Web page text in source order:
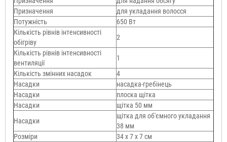
Призначення
для укладання волосся
Потужність
650 Вт
Кількість рівнів інтенсивності
обігріву
2
Кількість рівнів інтенсивності
вентиляції
1
Кількість змінних насадок
4
Насадки
насадка-гребінець
Насадки
плоска щітка
Насадки
щітка 50 мм
Насадки
щітка для об'ємного укладання
38 мм
Розміри
34 х 7 х 7 см